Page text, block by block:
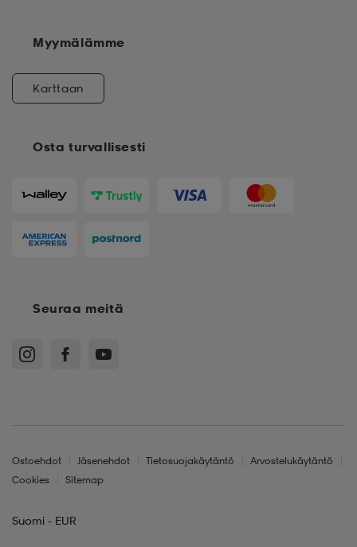
Osta turvallisesti
Myymälämme
Karttaan
Seuraa meitä
Ostoehdot Jäsenehdot Tietosuojakäytäntö
Arvostelukäytäntö
Cookies
Sitemap
Suomi - EUR